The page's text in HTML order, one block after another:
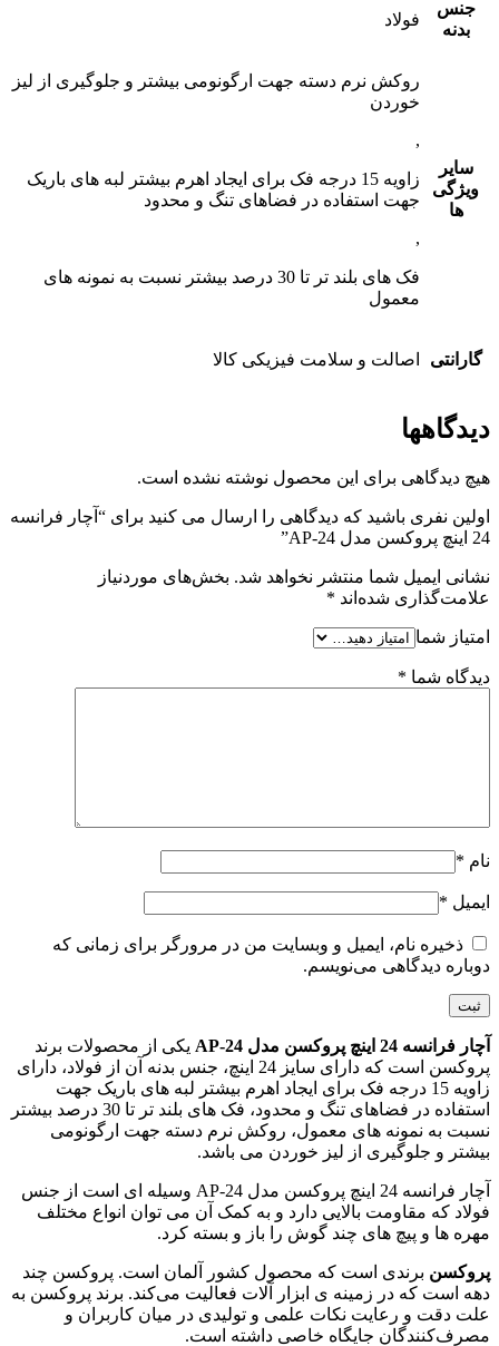
جنس
بدنه
فولاد
سایر
ویژگی
ها
روکش نرم دسته جهت ارگونومی بیشتر و جلوگیری از لیز
خوردن
,
زاویه 15 درجه فک برای ایجاد اهرم بیشتر لبه های باریک
جهت استفاده در فضاهای تنگ و محدود
,
فک های بلند تر تا 30 درصد بیشتر نسبت به نمونه های
معمول
گارانتی اصالت و سلامت فیزیکی کالا
دیدگاهها
هیچ دیدگاهی برای این محصول نوشته نشده است.
اولین نفری باشید که دیدگاهی را ارسال می کنید برای “آچار فرانسه
24 اینچ پروکسن مدل AP-24”
نشانی ایمیل شما منتشر نخواهد شد. بخش‌های موردنیاز
علامت‌گذاری شده‌اند *
امتیاز شما
دیدگاه شما *
نام *
ایمیل *
ذخیره نام، ایمیل و وبسایت من در مرورگر برای زمانی که
دوباره دیدگاهی می‌نویسم.
آچار فرانسه 24 اینچ پروکسن مدل AP-24
یکی از محصولات برند
پروکسن است که دارای سایز 24 اینچ، جنس بدنه آن از فولاد، دارای
زاویه 15 درجه فک برای ایجاد اهرم بیشتر لبه های باریک جهت
استفاده در فضاهای تنگ و محدود، فک های بلند تر تا 30 درصد بیشتر
نسبت به نمونه های معمول، روکش نرم دسته جهت ارگونومی
بیشتر و جلوگیری از لیز خوردن می باشد.
آچار فرانسه 24 اینچ پروکسن مدل AP-24 وسیله ای است از جنس
فولاد که مقاومت بالایی دارد و به کمک آن می توان انواع مختلف
مهره ها و پیچ های چند گوش را باز و بسته کرد.
پروکسن برندی است که محصول کشور آلمان است. پروکسن چند
دهه است که در زمینه ی ابزار آلات فعالیت می‌کند. برند پروکسن به
علت دقت و رعایت نکات علمی و تولیدی در میان کاربران و
مصرف‌کنندگان جایگاه خاصی داشته است.